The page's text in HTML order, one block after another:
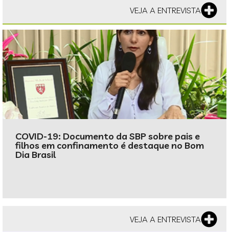
VEJA A ENTREVISTA
COVID-19: Documento da SBP sobre pais e
filhos em confinamento é destaque no Bom
Dia Brasil
VEJA A ENTREVISTA